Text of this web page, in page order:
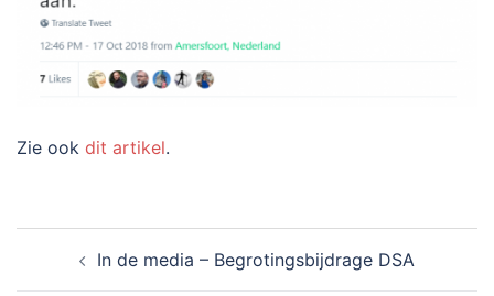
Zie ook dit artikel.
navigatieIn de media – Begrotingsbijdrage DSA